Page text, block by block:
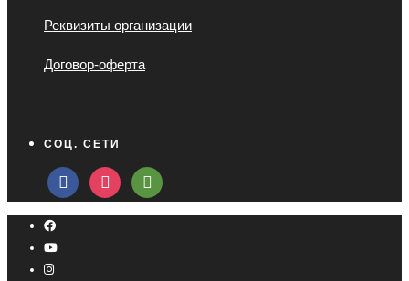
Реквизиты организации
Договор-оферта
СОЦ. СЕТИ
facebookinstagramtripadvisor